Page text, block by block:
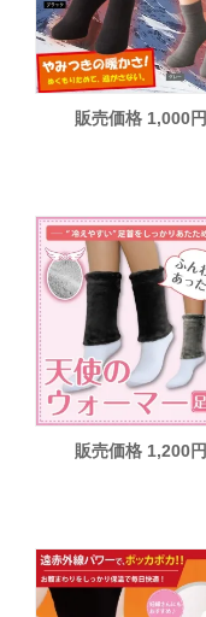
販売価格 1,000円
販売価格 1,200円